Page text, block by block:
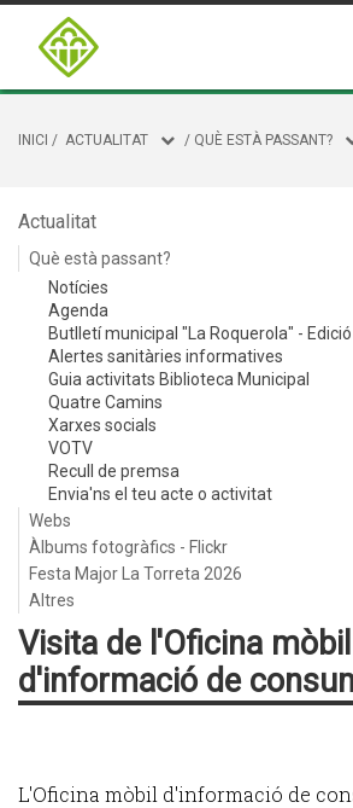
INICI / ACTUALITAT / QUÈ ESTÀ PASSANT?
Actualitat
Què està passant?
Notícies
Agenda
Butlletí municipal "La Roquerola" - Edició
Alertes sanitàries informatives
Guia activitats Biblioteca Municipal
Quatre Camins
Xarxes socials
VOTV
Recull de premsa
Envia'ns el teu acte o activitat
Webs
Àlbums fotogràfics - Flickr
Festa Major La Torreta 2026
Altres
Visita de l'Oficina mòbil
d'informació de
L'Oficina mòbil d'informació de